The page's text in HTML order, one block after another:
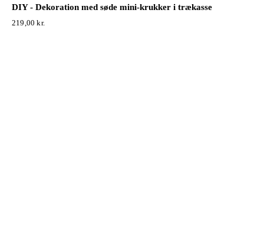
DIY - Dekoration med søde mini-krukker i trækasse
219,00kr.